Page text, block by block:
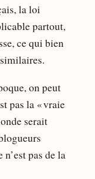
la loi
partout,
ce qui bien
on peut
pas la « vraie
serait
pas de la